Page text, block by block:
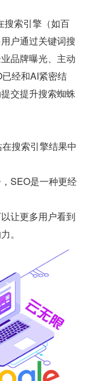
搜索引擎（如百
户通过关键词搜
品牌曝光、主动
经和AI紧密结
交提升搜索蜘蛛
搜索引擎结果中
SEO是一种更经
让更多用户看到
。